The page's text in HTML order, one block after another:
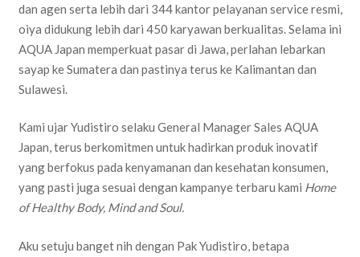
dan agen serta lebih dari 344 kantor pelayanan service resmi,
oiya didukung lebih dari 450 karyawan berkualitas. Selama ini
AQUA Japan memperkuat pasar di Jawa, perlahan lebarkan
sayap ke Sumatera dan pastinya terus ke Kalimantan dan
Sulawesi.
Kami ujar Yudistiro selaku General Manager Sales AQUA
Japan, terus berkomitmen untuk hadirkan produk inovatif
yang berfokus pada kenyamanan dan kesehatan konsumen,
yang pasti juga sesuai dengan kampanye terbaru kami Home
of Healthy Body, Mind and Soul.
Aku setuju banget nih dengan Pak Yudistiro, betapa